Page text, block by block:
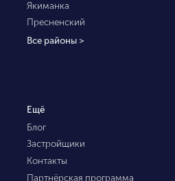
Якиманка
Пресненский
Все районы >
Ещё
Блог
Застройщики
Контакты
Партнёрская программа